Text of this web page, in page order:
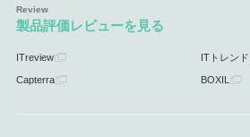
製品評価レビューを見る
ITreview ITトレンド
Capterra BOXIL